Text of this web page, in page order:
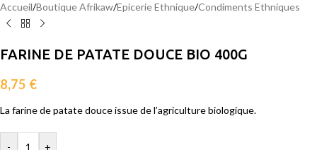
Accueil/Boutique Afrikaw/Epicerie Ethnique/Condiments Ethniques
FARINE DE PATATE DOUCE BIO 400G
8,75 €
La farine de patate douce issue de l’agriculture biologique.
- +